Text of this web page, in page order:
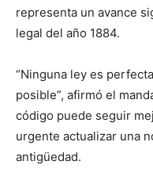
representa un avance
legal del año 1884.
“Ninguna ley es
posible”, afirmó el
código puede seguir
urgente actualizar una
antigüedad.